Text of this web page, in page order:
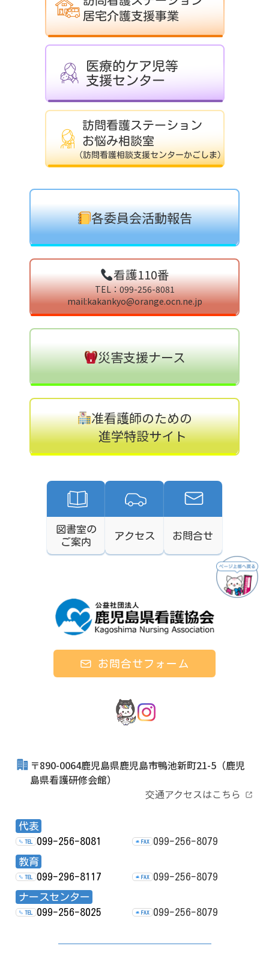
各委員会活動報告
看護110番
TEL：099-256-8081
mail:kakankyo@orange.ocn.ne.jp
災害支援ナース
准看護師のための
進学特設サイト
図書室の
ご案内
アクセス お問合せ
お問合せフォーム
〒890-0064鹿児島県鹿児島市鴨池新町21-5 （鹿児
島県看護研修会館）
交通アクセスはこちら
代表
TEL 099-256-8081 FAX
099-256-8079
教育
TEL 099-296-8117 FAX
099-256-8079
ナースセンター
TEL 099-256-8025 FAX 099-256-8079